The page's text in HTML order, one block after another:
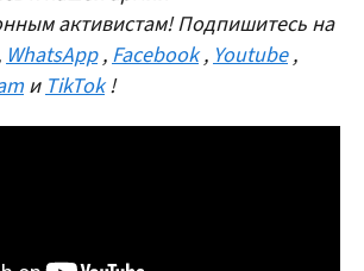
активистам! Подпишитесь на
WhatsApp ,Facebook ,Youtube ,
иTikTok !